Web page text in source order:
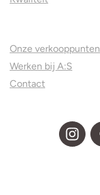
Onze verkooppunten
Werken bij A:S
Contact